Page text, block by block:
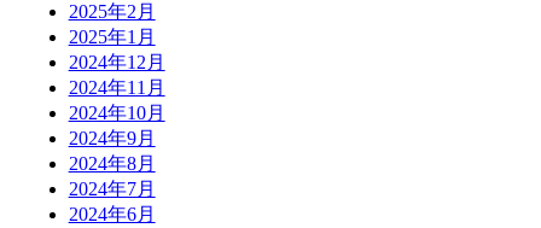
2025年2月
2025年1月
2024年12月
2024年11月
2024年10月
2024年9月
2024年8月
2024年7月
2024年6月